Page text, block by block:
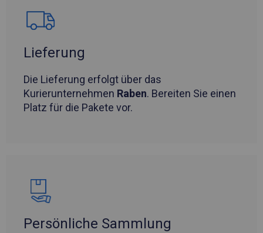
Lieferung
Die Lieferung erfolgt über das
Kurierunternehmen Raben. Bereiten Sie einen
Platz für die Pakete vor.
Persönliche Sammlung